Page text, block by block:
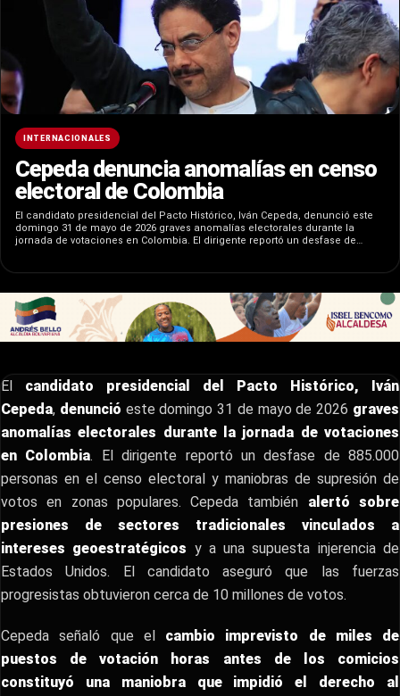
INTERNACIONALES
Cepeda denuncia anomalías en censo
electoral de Colombia
El candidato presidencial del Pacto Histórico, Iván Cepeda, denunció este
domingo 31 de mayo de 2026 graves anomalías electorales durante la
jornada de votaciones en Colombia. El dirigente reportó un desfase de…
El candidato presidencial del Pacto Histórico, Iván
Cepeda, denunció este domingo 31 de mayo de 2026 graves
anomalías electorales durante la jornada de votaciones
en Colombia. El dirigente reportó un desfase de 885.000
personas en el censo electoral y maniobras de supresión de
votos en zonas populares. Cepeda también alertó sobre
presiones de sectores tradicionales vinculados a
intereses geoestratégicos y a una supuesta injerencia de
Estados Unidos. El candidato aseguró que las fuerzas
progresistas obtuvieron cerca de 10 millones de votos.
Cepeda señaló que el cambio imprevisto de miles de
puestos de votación horas antes de los comicios
constituyó una maniobra que impidió el derecho al